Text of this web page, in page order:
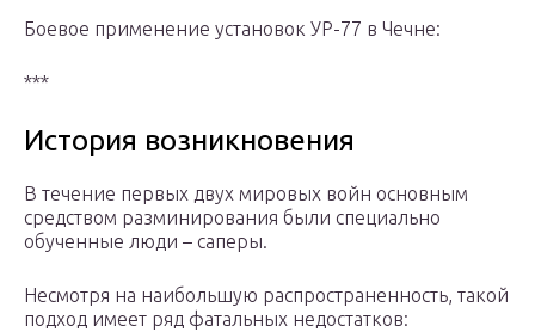
Боевое применение установок УР-77 в Чечне:
***
История возникновения
В течение первых двух мировых войн основным
средством разминирования были специально
обученные люди – саперы.
Несмотря на наибольшую распространенность, такой
подход имеет ряд фатальных недостатков: